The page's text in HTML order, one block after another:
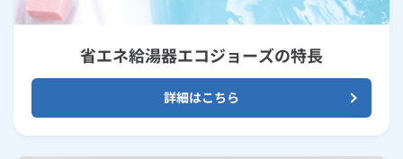
省エネ給湯器エコジョーズの特長
詳細はこちら